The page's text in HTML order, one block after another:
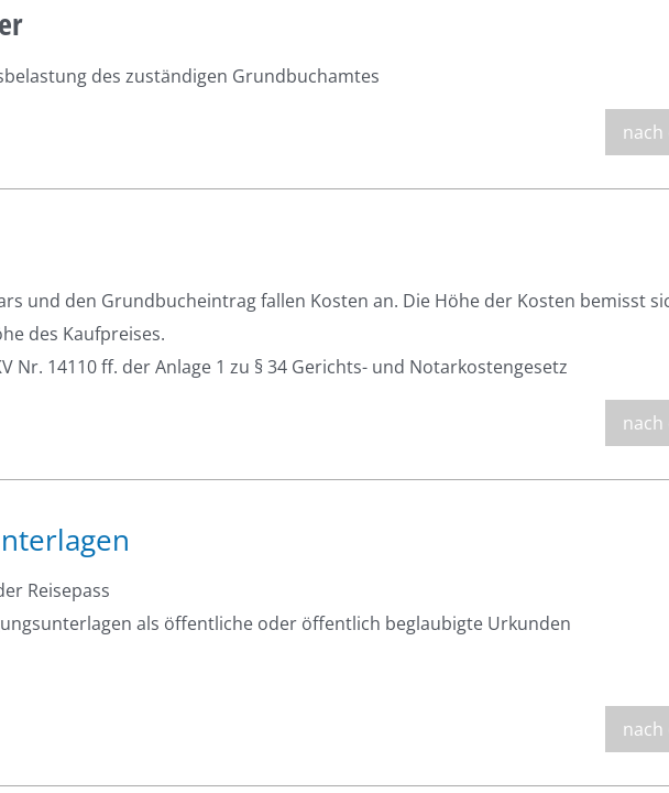
des zuständigen Grundbuchamtes
nach
und den Grundbucheintrag fallen Kosten an. Die Höhe der Kosten bemisst
des Kaufpreises.
Nr. 14110 ff. der Anlage 1 zu § 34 Gerichts- und Notarkostengesetz
nach
Reisepass
als öffentliche oder öffentlich beglaubigte Urkunden
nach